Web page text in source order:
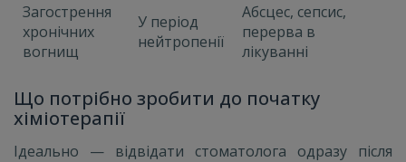
Загострення
хронічних
вогнищ
У період
нейтропенії
Абсцес, сепсис,
перерва в
лікуванні
Що потрібно зробити до початку
хіміотерапії
Ідеально — відвідати стоматолога одразу після